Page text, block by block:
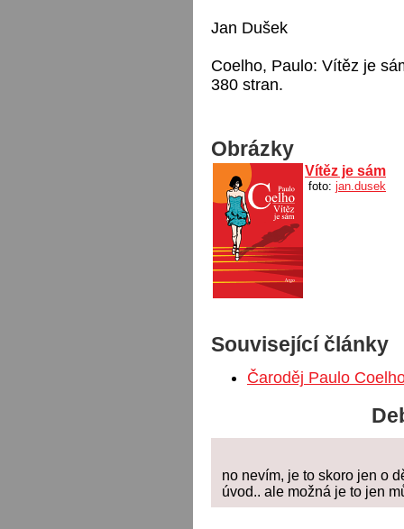
Jan Dušek
Coelho, Paulo: Vítěz je
380 stran.
Obrázky
Vítěz je sám
foto: jan.dusek
Související články
Čaroděj Paulo
no nevím, je to skoro jen o
úvod.. ale možná je to jen